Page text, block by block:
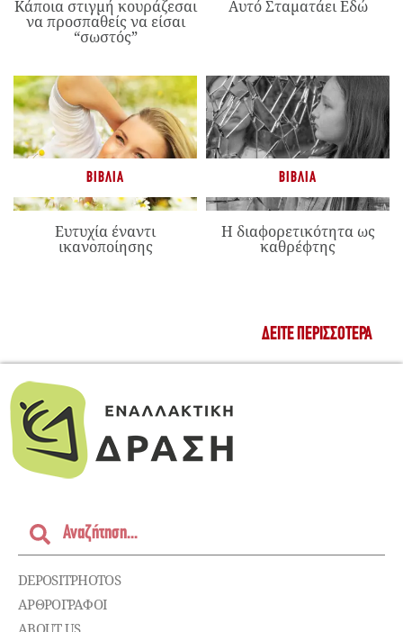
Κάποια στιγμή κουράζεσαι
να προσπαθείς να είσαι
“σωστός”
Αυτό Σταματάει Εδώ
ΒΙΒΛΊΑ
Ευτυχία έναντι
ικανοποίησης
ΒΙΒΛΊΑ
Η διαφορετικότητα ως
καθρέφτης
ΔΕΊΤΕ ΠΕΡΙΣΣΌΤΕΡΑ
DEPOSITPHOTOS
ΑΡΘΡΟΓΡΑΦΟΙ